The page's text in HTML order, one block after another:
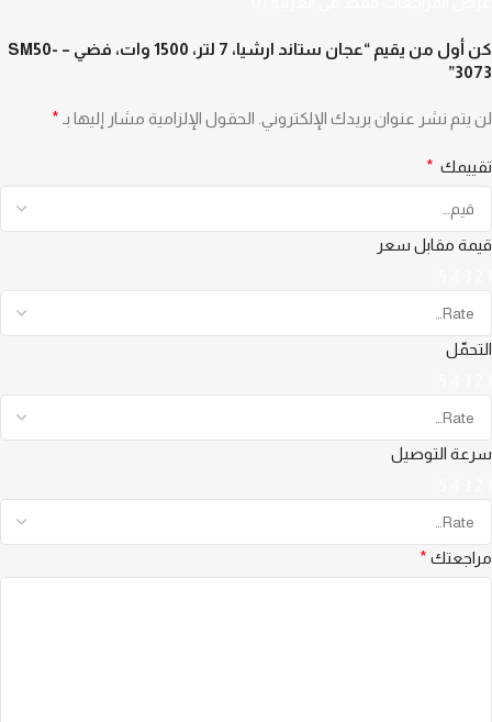
كن أول من يقيم “عجان ستاند ارشيا، 7 لتر، 1500 وات، فضي – SM50-
3073”
لن يتم نشر عنوان بريدك الإلكتروني. الحقول الإلزامية مشار إليها بـ *
تقييمك *
قيمة مقابل سعر
التحمّل
سرعة التوصيل
مراجعتك *